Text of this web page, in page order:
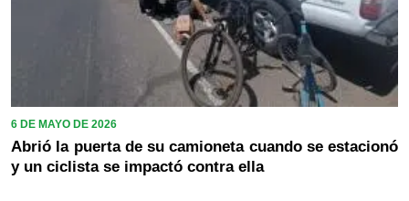
6 DE MAYO DE 2026
Abrió la puerta de su camioneta cuando se estacionó
y un ciclista se impactó contra ella